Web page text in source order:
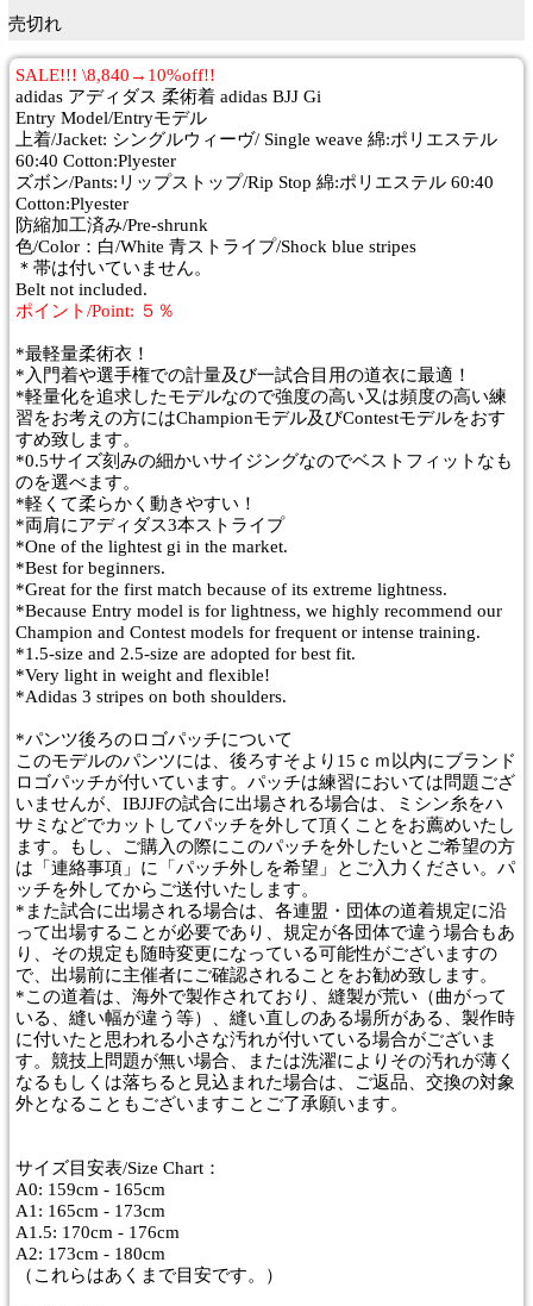
売切れ
SALE!!! \8,840→10%off!!
adidas アディダス 柔術着 adidas BJJ Gi
Entry Model/Entryモデル
上着/Jacket: シングルウィーヴ/ Single weave 綿:ポリエステル
60:40 Cotton:Plyester
ズボン/Pants:リップストップ/Rip Stop 綿:ポリエステル 60:40
Cotton:Plyester
防縮加工済み/Pre-shrunk
色/Color：白/White 青ストライプ/Shock blue stripes
＊帯は付いていません。
Belt not included.
ポイント/Point: ５％
*最軽量柔術衣！
*入門着や選手権での計量及び一試合目用の道衣に最適！
*軽量化を追求したモデルなので強度の高い又は頻度の高い練
習をお考えの方にはChampionモデル及びContestモデルをおす
すめ致します。
*0.5サイズ刻みの細かいサイジングなのでベストフィットなも
のを選べます。
*軽くて柔らかく動きやすい！
*両肩にアディダス3本ストライプ
*One of the lightest gi in the market.
*Best for beginners.
*Great for the first match because of its extreme lightness.
*Because Entry model is for lightness, we highly recommend our
Champion and Contest models for frequent or intense training.
*1.5-size and 2.5-size are adopted for best fit.
*Very light in weight and flexible!
*Adidas 3 stripes on both shoulders.
*パンツ後ろのロゴパッチについて
このモデルのパンツには、後ろすそより15ｃｍ以内にブランド
ロゴパッチが付いています。パッチは練習においては問題ござ
いませんが、IBJJFの試合に出場される場合は、ミシン糸をハ
サミなどでカットしてパッチを外して頂くことをお薦めいたし
ます。もし、ご購入の際にこのパッチを外したいとご希望の方
は「連絡事項」に「パッチ外しを希望」とご入力ください。パ
ッチを外してからご送付いたします。
*また試合に出場される場合は、各連盟・団体の道着規定に沿
って出場することが必要であり、規定が各団体で違う場合もあ
り、その規定も随時変更になっている可能性がございますの
で、出場前に主催者にご確認されることをお勧め致します。
*この道着は、海外で製作されており、縫製が荒い（曲がって
いる、縫い幅が違う等）、縫い直しのある場所がある、製作時
に付いたと思われる小さな汚れが付いている場合がございま
す。競技上問題が無い場合、または洗濯によりその汚れが薄く
なるもしくは落ちると見込まれた場合は、ご返品、交換の対象
外となることもございますことご了承願います。
サイズ目安表/Size Chart：
A0: 159cm - 165cm
A1: 165cm - 173cm
A1.5: 170cm - 176cm
A2: 173cm - 180cm
（これらはあくまで目安です。）